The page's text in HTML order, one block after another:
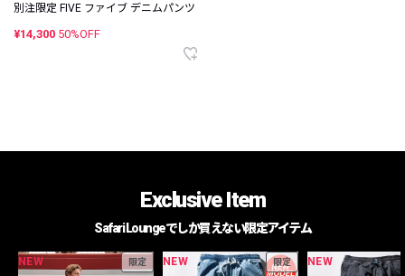
別注限定 FIVE ファイブ デニムパンツ
¥14,300 50%OFF
Exclusive Item
Safari Loungeでしか買えない限定アイテム
NEW 限定 NEW 限定 NEW